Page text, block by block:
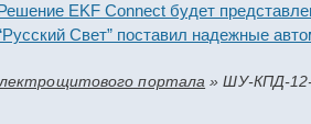
EKF Connect будет представлено
Свет” поставил надежные
портала »ШУ-КПД-